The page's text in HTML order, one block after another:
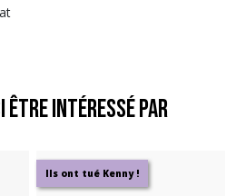
être intéressé par
Ils ont tué Kenny !